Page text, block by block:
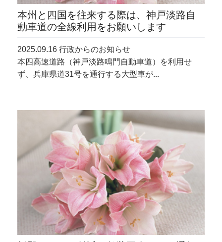
本州と四国を往来する際は、神戸淡路自
動車道の全線利用をお願いします
2025.09.16 行政からのお知らせ
本四高速道路（神戸淡路鳴門自動車道）を利用せ
ず、兵庫県道31号を通行する大型車が...